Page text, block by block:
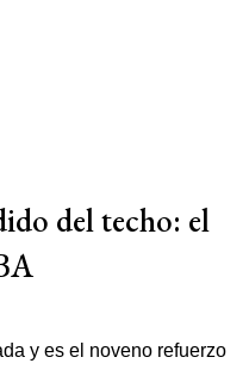
del techo: el